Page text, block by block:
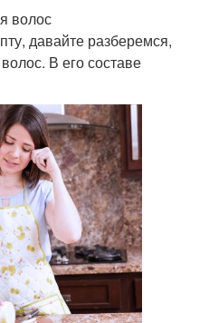
волос
давайте разберемся,
В его составе